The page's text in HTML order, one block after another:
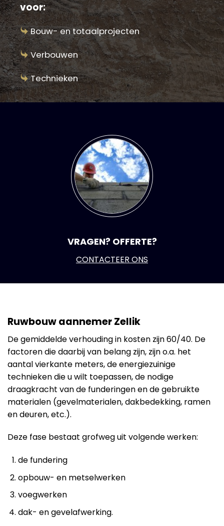
voor:
Bouw- en totaalprojecten
Verbouwen
Technieken
VRAGEN? OFFERTE?
CONTACTEER ONS
Ruwbouw aannemer Zellik
De gemiddelde verhouding in kosten zijn 60/40. De
factoren die daarbij van belang zijn, zijn o.a. het
aantal vierkante meters, de energiezuinige
technieken die u wilt toepassen, de nodige
draagkracht van de funderingen en de gebruikte
materialen (gevelmaterialen, dakbedekking, ramen
en deuren, etc.).
Deze fase bestaat grofweg uit volgende werken:
de fundering
opbouw- en metselwerken
voegwerken
dak- en gevelafwerking.